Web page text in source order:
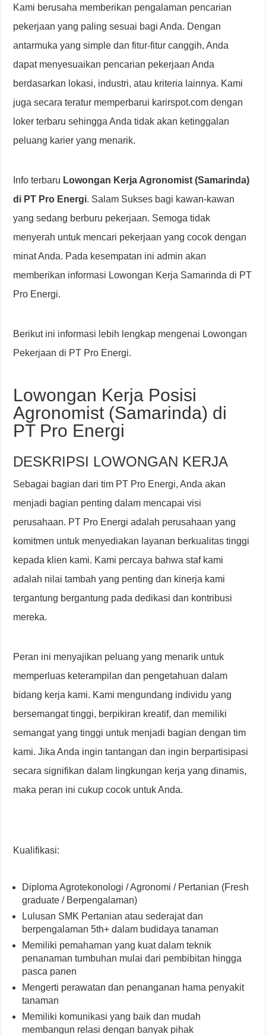
Kami berusaha memberikan pengalaman pencarian
pekerjaan yang paling sesuai bagi Anda. Dengan
antarmuka yang simple dan fitur-fitur canggih, Anda
dapat menyesuaikan pencarian pekerjaan Anda
berdasarkan lokasi, industri, atau kriteria lainnya. Kami
juga secara teratur memperbarui karirspot.com dengan
loker terbaru sehingga Anda tidak akan ketinggalan
peluang karier yang menarik.
Info terbaru Lowongan Kerja Agronomist (Samarinda)
di PT Pro Energi. Salam Sukses bagi kawan-kawan
yang sedang berburu pekerjaan. Semoga tidak
menyerah untuk mencari pekerjaan yang cocok dengan
minat Anda. Pada kesempatan ini admin akan
memberikan informasi Lowongan Kerja Samarinda di PT
Pro Energi.
Berikut ini informasi lebih lengkap mengenai Lowongan
Pekerjaan di PT Pro Energi.
Lowongan Kerja Posisi
Agronomist (Samarinda) di
PT Pro Energi
DESKRIPSI LOWONGAN KERJA
Sebagai bagian dari tim PT Pro Energi, Anda akan
menjadi bagian penting dalam mencapai visi
perusahaan. PT Pro Energi adalah perusahaan yang
komitmen untuk menyediakan layanan berkualitas tinggi
kepada klien kami. Kami percaya bahwa staf kami
adalah nilai tambah yang penting dan kinerja kami
tergantung bergantung pada dedikasi dan kontribusi
mereka.
Peran ini menyajikan peluang yang menarik untuk
memperluas keterampilan dan pengetahuan dalam
bidang kerja kami. Kami mengundang individu yang
bersemangat tinggi, berpikiran kreatif, dan memiliki
semangat yang tinggi untuk menjadi bagian dengan tim
kami. Jika Anda ingin tantangan dan ingin berpartisipasi
secara signifikan dalam lingkungan kerja yang dinamis,
maka peran ini cukup cocok untuk Anda.
Kualifikasi:
Diploma Agrotekonologi / Agronomi / Pertanian (Fresh
graduate / Berpengalaman)
Lulusan SMK Pertanian atau sederajat dan
berpengalaman 5th+ dalam budidaya tanaman
Memiliki pemahaman yang kuat dalam teknik
penanaman tumbuhan mulai dari pembibitan hingga
pasca panen
Mengerti perawatan dan penanganan hama penyakit
tanaman
Memiliki komunikasi yang baik dan mudah
membangun relasi dengan banyak pihak